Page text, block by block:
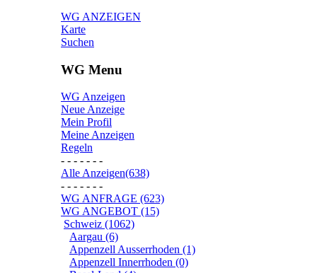
WG ANZEIGEN
Karte
Suchen
WG Menu
WG Anzeigen
Neue Anzeige
Mein Profil
Meine Anzeigen
Regeln
- - - - - - -
Alle Anzeigen(638)
- - - - - - -
WG ANFRAGE (623)
WG ANGEBOT (15)
Schweiz (1062)
Aargau (6)
Appenzell Ausserrhoden (1)
Appenzell Innerrhoden (0)